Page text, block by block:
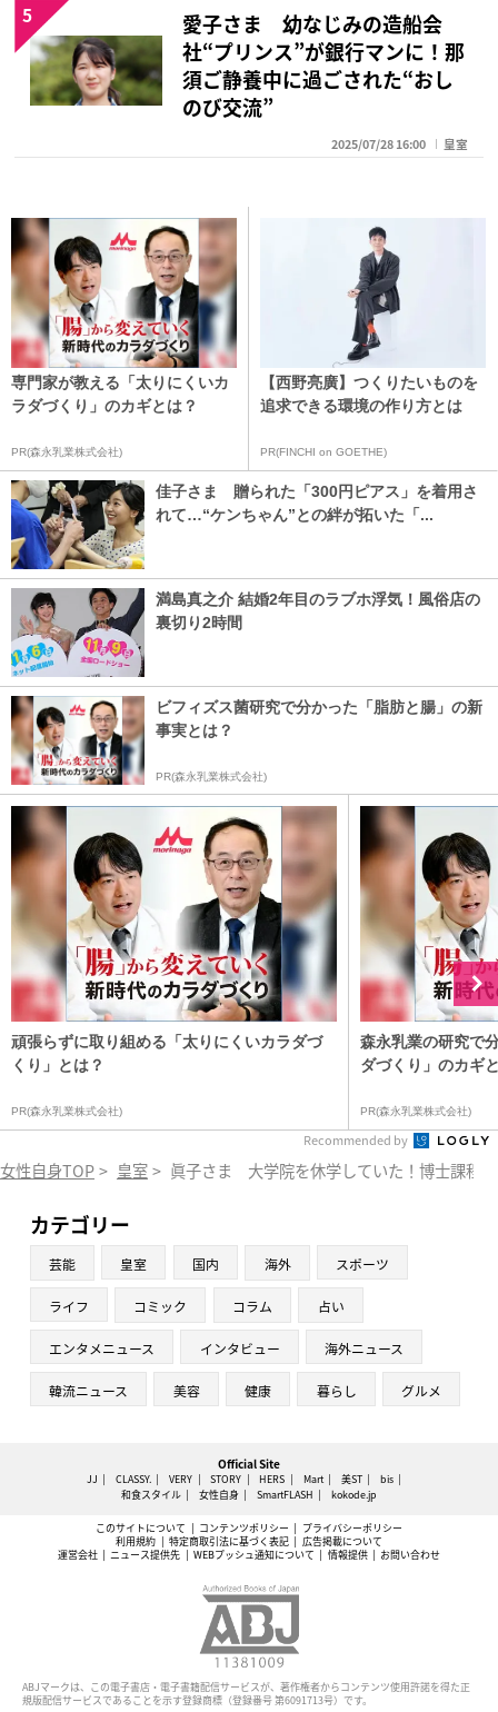
愛子さま 幼なじみの造船会
社“プリンス”が銀行マンに！那
須ご静養中に過ごされた“おし
のび交流”
2025/07/28 16:00 皇室
5
専門家が教える「太りにくいカ
ラダづくり」のカギとは？
PR(森永乳業株式会社)
【西野亮廣】つくりたいものを
追求できる環境の作り方とは
PR(FINCHI on GOETHE)
佳子さま 贈られた「300円ピアス」を着用さ
れて…“ケンちゃん”との絆が拓いた「...
満島真之介 結婚2年目のラブホ浮気！風俗店の
裏切り2時間
ビフィズス菌研究で分かった「脂肪と腸」の新
事実とは？
PR(森永乳業株式会社)
頑張らずに取り組める「太りにくいカラダづ
くり」とは？
PR(森永乳業株式会社)
森永乳業の研究で
ダづくり」のカギ
PR(森永乳業株式会社)
Recommended by
女性自身TOP > 皇室 > 眞子さま 大学院を休学していた！博士課程3
カテゴリー
芸能 皇室 国内 海外 スポーツ
ライフ コミック コラム 占い
エンタメニュース インタビュー 海外ニュース
韓流ニュース 美容 健康 暮らし グルメ
Official Site
JJ CLASSY. VERY STORY HERS Mart 美ST
bis
和食スタイル
女性自身 SmartFLASH kokode.jp
このサイトについて コンテンツポリシー
プライバシーポリシー
利用規約
特定商取引法に基づく表記
広告掲載について
運営会社
ニュース提供先 WEBプッシュ通知について 情報提供 お問い合わせ
ABJマークは、この電子書店・電子書籍配信サービスが、著作権者からコンテンツ使用許諾を得た正
規版配信サービスであることを示す登録商標（登録番号 第6091713号）です。